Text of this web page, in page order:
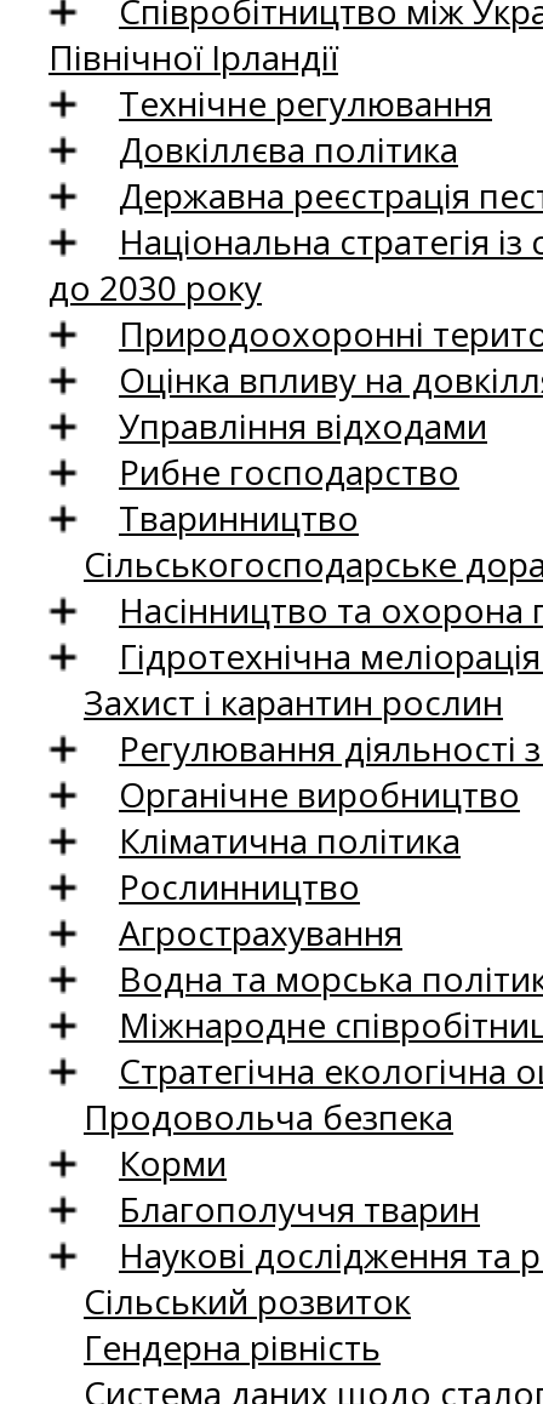
Співробітництво між
Північної Ірландії
Технічне регулювання
Довкіллєва політика
Державна реєстрація
Національна стратегія
до 2030 року
Природоохоронні
Оцінка впливу на
Управління відходами
Рибне господарство
Тваринництво
Сільськогосподарське
Насінництво та
Гідротехнічна
Захист і карантин рослин
Регулювання
Органічне виробництво
Кліматична політика
Рослинництво
Агрострахування
Водна та морська
Міжнародне
Стратегічна екологічна
Продовольча безпека
Корми
Благополуччя тварин
Наукові дослідження та
Сільський розвиток
Гендерна рівність
Система даних щодо